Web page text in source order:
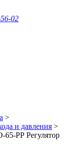
02
>
и давления >
РР Регулятор